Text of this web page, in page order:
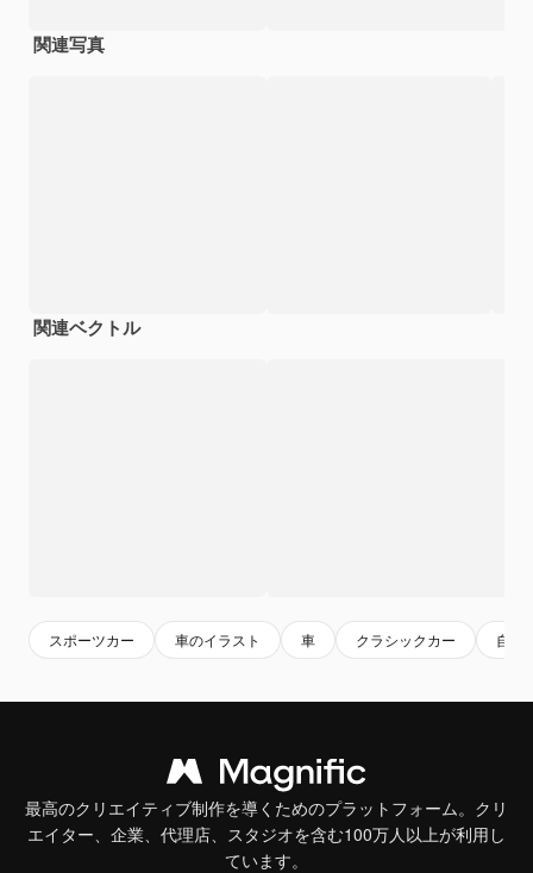
関連写真
関連ベクトル
スポーツカー 車のイラスト 車 クラシックカー 自動
最高のクリエイティブ制作を導くためのプラットフォーム。クリ
エイター、企業、代理店、スタジオを含む100万人以上が利用し
ています。